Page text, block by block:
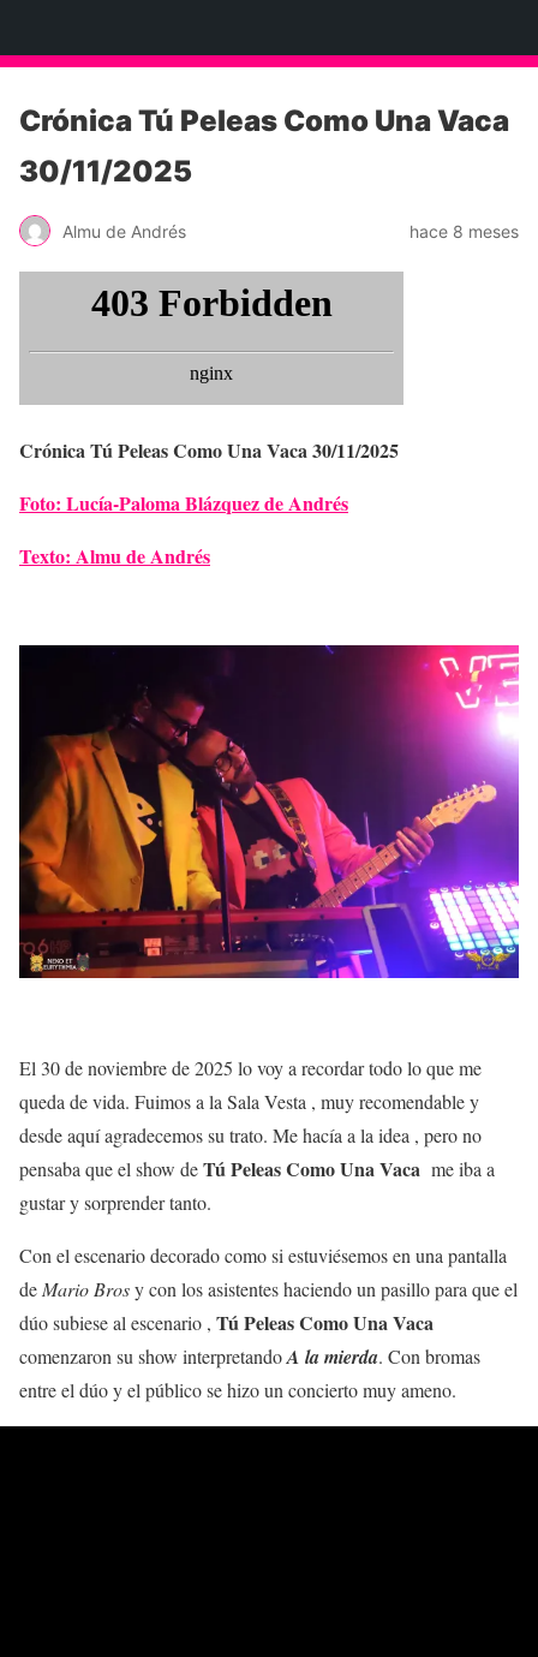
Crónica Tú Peleas Como Una Vaca
30/11/2025
Almu de Andrés hace 8 meses
Crónica Tú Peleas Como Una Vaca 30/11/2025
Foto: Lucía-Paloma Blázquez de Andrés
Texto: Almu de Andrés
El 30 de noviembre de 2025 lo voy a recordar todo lo que me
queda de vida. Fuimos a la Sala Vesta , muy recomendable y
desde aquí agradecemos su trato. Me hacía a la idea , pero no
pensaba que el show deTú Peleas Como Una Vaca me iba a
gustar y sorprender tanto.
Con el escenario decorado como si estuviésemos en una pantalla
de Mario Brosy con los asistentes haciendo un pasillo para que el
dúo subiese al escenario , Tú Peleas Como Una Vaca
comenzaron su show interpretandoA la mierda. Con bromas
entre el dúo y el público se hizo un concierto muy ameno.